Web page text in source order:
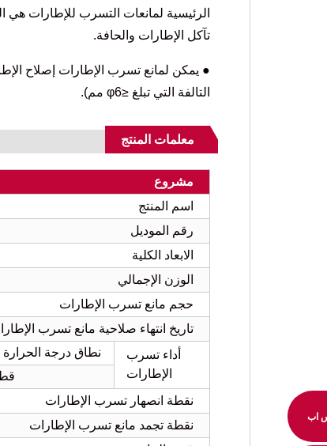
الرئيسية لمانعات التسرب للإطارات هي
تآكل الإطارات والحافة.
● يمكن لمانع تسرب الإطارات إصلاح
التالفة التي تبلغ ≤φ6 مم).
معلمات المنتج
مشروع
اسم المنتج
رقم الموديل
الابعاد الكلية
الوزن الإجمالي
حجم مانع تسرب الإطارات
تاريخ انتهاء صلاحية مانع تسرب
أداء تسرب
الإطارات
نطاق درجة الحرارة
نقطة انصهار تسرب الإطارات
نقطة تجمد مانع تسرب الإطارات
اب